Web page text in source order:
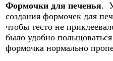
Формочки для печенья.
создания формочек для
чтобы тесто не
было удобно
формочка нормально